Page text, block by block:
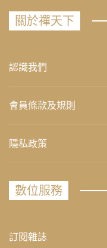
關於禪天下
認識我們
會員條款及規則
隱私政策
數位服務
訂閱雜誌